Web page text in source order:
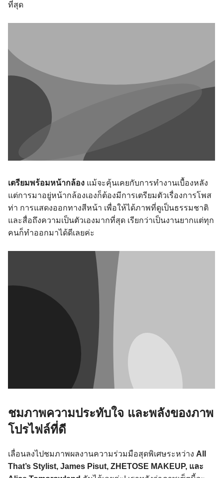
ที่สุด
เตรียมพร้อมหน้ากล้อง แม้จะคุ้นเคยกับการทำงานเบื้องหลัง
แต่การมาอยู่หน้ากล้องเองก็ต้องมีการเตรียมตัวเรื่องการโพส
ท่า การแสดงออกทางสีหน้า เพื่อให้ได้ภาพที่ดูเป็นธรรมชาติ
และสื่อถึงความเป็นตัวเองมากที่สุด เรียกว่าเป็นงานยากแต่ทุก
คนก็ทำออกมาได้ดีเลยค่ะ
ชมภาพความประทับใจ และพลังของภาพ
โปรไฟล์ที่ดี
เลื่อนลงไปชมภาพผลงานความร่วมมือสุดพิเศษระหว่าง All
That’s Stylist, James Pisut, ZHETOSE MAKEUP, และ